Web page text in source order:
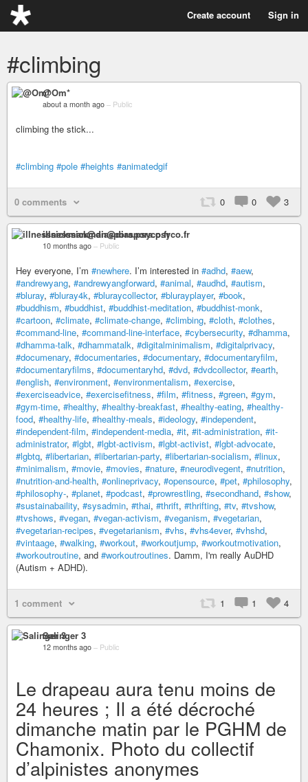
Create account Sign in
#climbing
@Om*
about a month ago – Public
climbing the stick...
#climbing #pole #heights #animatedgif
0 comments 0 0 3
illnesssickman@diaspora.psyco.fr
10 months ago – Public
Hey everyone, I’m #newhere. I’m interested in #adhd, #aew,
#andrewyang, #andrewyangforward, #animal, #audhd, #autism,
#bluray, #bluray4k, #bluraycollector, #blurayplayer, #book,
#buddhism, #buddhist, #buddhist-meditation, #buddhist-monk,
#cartoon, #climate, #climate-change, #climbing, #cloth, #clothes,
#command-line, #command-line-interface, #cybersecurity, #dhamma,
#dhamma-talk, #dhammatalk, #digitalminimalism, #digitalprivacy,
#documenary, #documentaries, #documentary, #documentaryfilm,
#documentaryfilms, #documentaryhd, #dvd, #dvdcollector, #earth,
#english, #environment, #environmentalism, #exercise,
#exerciseadvice, #exercisefitness, #film, #fitness, #green, #gym,
#gym-time, #healthy, #healthy-breakfast, #healthy-eating, #healthy-
food, #healthy-life, #healthy-meals, #ideology, #independent,
#independent-film, #independent-media, #it, #it-administration, #it-
administrator, #lgbt, #lgbt-activism, #lgbt-activist, #lgbt-advocate,
#lgbtq, #libertarian, #libertarian-party, #libertarian-socialism, #linux,
#minimalism, #movie, #movies, #nature, #neurodivegent, #nutrition,
#nutrition-and-health, #onlineprivacy, #opensource, #pet, #philosophy,
#philosophy-, #planet, #podcast, #prowrestling, #secondhand, #show,
#sustainabaility, #sysadmin, #thai, #thrift, #thrifting, #tv, #tvshow,
#tvshows, #vegan, #vegan-activism, #veganism, #vegetarian,
#vegetarian-recipes, #vegetarianism, #vhs, #vhs4ever, #vhshd,
#vintaage, #walking, #workout, #workoutjump, #workoutmotivation,
#workoutroutine, and #workoutroutines. Damm, I'm really AuDHD
(Autism + ADHD).
1 comment 1 1 4
Salinger 3
12 months ago – Public
Le drapeau aura tenu moins de
24 heures ; Il a été décroché
dimanche matin par le PGHM de
Chamonix. Photo du collectif
d’alpinistes anonymes